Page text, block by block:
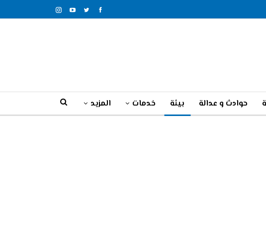
حوادث و عدالة بيئة خدمات المزيد